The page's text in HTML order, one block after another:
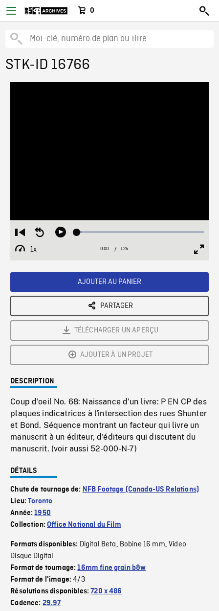
0
STK-ID 16766
Restart
from
beginning
Seek
Play Loaded:
1x
Playback
Current
0:00 / Duration
1:25
AJOUTER AU PANIER
PARTAGER
TÉLÉCHARGER UN APERÇU
AJOUTER À UN PROJET
DESCRIPTION
Coup d'oeil No. 68: Naissance d'un livre: P EN CP des
plaques indicatrices à l'intersection des rues Shunter
et Bond. Séquence montrant un facteur qui livre un
manuscrit à un éditeur, d'éditeurs qui discutent du
manuscrit. (voir aussi 52-000-N-7)
DÉTAILS
Chute de tournage de: NFB Footage (Canada-US Relations)
Lieu:Toronto
Année:1950
Collection:Office National du Film
Formats disponibles: Digital Beta, Bobine 16 mm,Video
Disque Digital
Format de tournage:16mm fine grain b&w
Format de l'image:4/3
Résolutions disponibles:720 x 486
Cadence: 29.97